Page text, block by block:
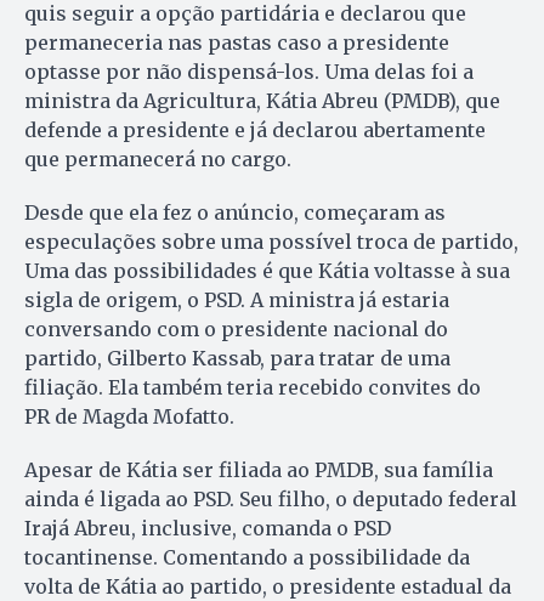
quis seguir a opção partidária e declarou que
permaneceria nas pastas caso a presidente
optasse por não dispensá-los. Uma delas foi a
ministra da Agricultura, Kátia Abreu (PMDB), que
defende a presidente e já declarou abertamente
que permanecerá no cargo.
Desde que ela fez o anúncio, começaram as
especulações sobre uma possível troca de partido,
Uma das possibilidades é que Kátia voltasse à sua
sigla de origem, o PSD. A ministra já estaria
conversando com o presidente nacional do
partido, Gilberto Kassab, para tratar de uma
filiação. Ela também teria recebido convites do
PR de Magda Mofatto.
Apesar de Kátia ser filiada ao PMDB, sua família
ainda é ligada ao PSD. Seu filho, o deputado federal
Irajá Abreu, inclusive, comanda o PSD
tocantinense. Comentando a possibilidade da
volta de Kátia ao partido, o presidente estadual da